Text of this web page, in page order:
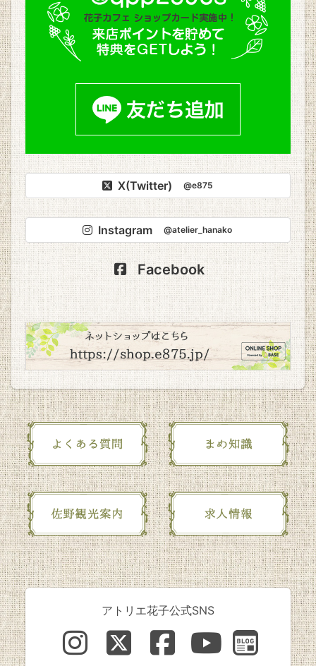
X(Twitter) @e875
Instagram @atelier_hanako
Facebook
アトリエ花子公式SNS